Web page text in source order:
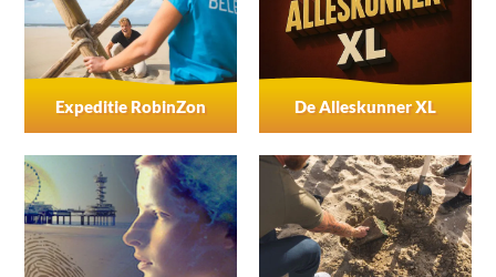
Expeditie RobinZon De Alleskunner XL